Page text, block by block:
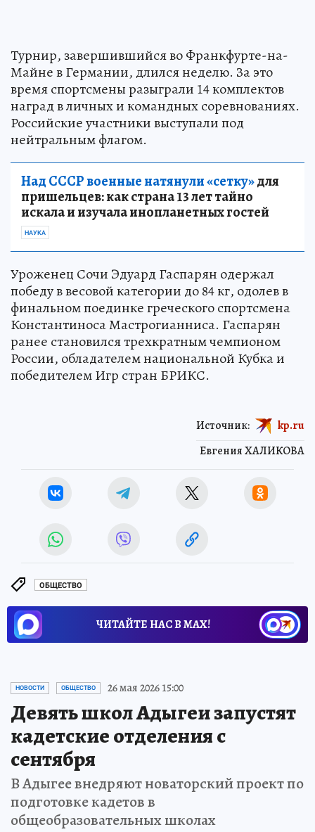
Турнир, завершившийся во Франкфурте-на-
Майне в Германии, длился неделю. За это
время спортсмены разыграли 14 комплектов
наград в личных и командных соревнованиях.
Российские участники выступали под
нейтральным флагом.
Над СССР военные натянули «сетку»для
пришельцев: как страна 13 лет тайно
искала и изучала инопланетных гостей
НАУКА
Уроженец Сочи Эдуард Гаспарян одержал
победу в весовой категории до 84 кг, одолев в
финальном поединке греческого спортсмена
Константиноса Мастрогианниса. Гаспарян
ранее становился трехкратным чемпионом
России, обладателем национальной Кубка и
победителем Игр стран БРИКС.
Евгения ХАЛИКОВА
Источник: kp.ru
ОБЩЕСТВО
ЧИТАЙТЕ НАС В МАХ!
НОВОСТИ ОБЩЕСТВО 26 мая 2026 15:00
Девять школ Адыгеи запустят
кадетские отделения с
сентября
В Адыгее внедряют новаторский проект по
подготовке кадетов в
общеобразовательных школах